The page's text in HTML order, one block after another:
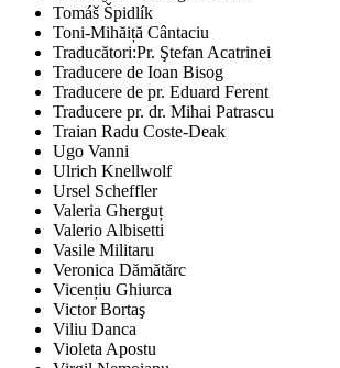
Tomáš Špidlík
Toni-Mihăiță Cântaciu
Traducători:Pr. Ştefan Acatrinei
Traducere de Ioan Bisog
Traducere de pr. Eduard Ferent
Traducere pr. dr. Mihai Patrascu
Traian Radu Coste-Deak
Ugo Vanni
Ulrich Knellwolf
Ursel Scheffler
Valeria Gherguț
Valerio Albisetti
Vasile Militaru
Veronica Dămătărc
Vicențiu Ghiurca
Victor Bortaş
Viliu Danca
Violeta Apostu